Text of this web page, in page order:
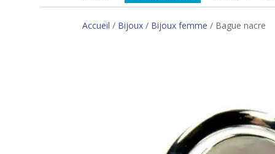
Accueil / Bijoux / Bijoux femme / Bague nacre